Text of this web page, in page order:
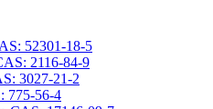
52301-18-5
2116-84-9
3027-21-2
775-56-4